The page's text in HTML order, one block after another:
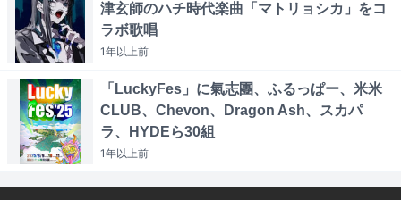
津玄師のハチ時代楽曲「マトリョシカ」をコ
ラボ歌唱
1年以上前
「LuckyFes」に氣志團、ふるっぱー、米米
CLUB、Chevon、Dragon Ash、スカパ
ラ、HYDEら30組
1年以上前